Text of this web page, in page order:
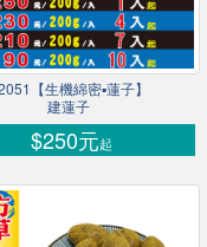
【生機綿密▪蓮子】
建蓮子
$250元起